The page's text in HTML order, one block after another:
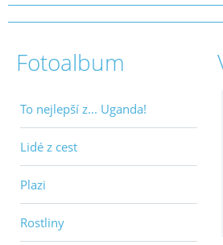
Fotoalbum
To nejlepší z... Uganda!
Lidé z cest
Plazi
Rostliny